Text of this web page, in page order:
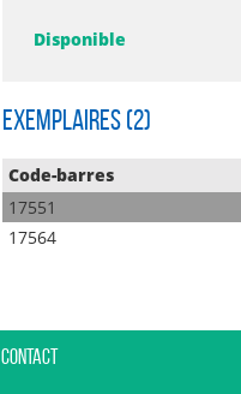
Disponible
Exemplaires (2)
Code-barres
17551
17564
Contact